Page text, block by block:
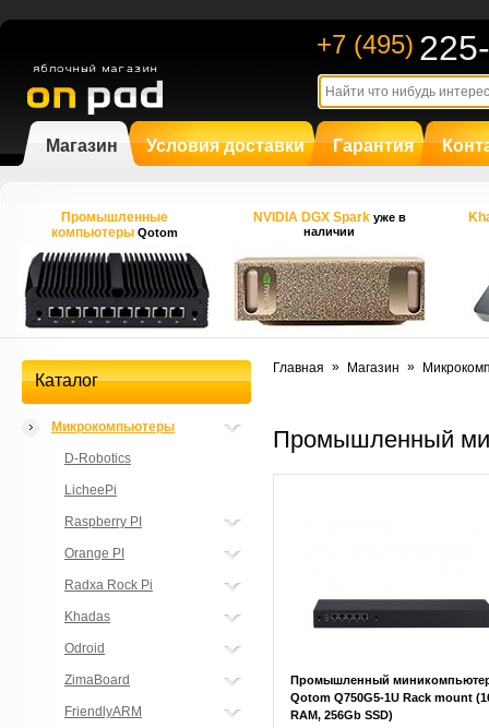
+7 (495)
Магазин Условия доставки Гарантия
Промышленные
компьютерыQotom
NVIDIA DGX Spark уже в
наличии
Каталог
Микрокомпьютеры
D-Robotics
LicheePi
Raspberry PI
Orange PI
Radxa Rock Pi
Khadas
Odroid
ZimaBoard
FriendlyARM
Главная » Магазин »
Промышленный
Промышленный
Qotom Q750G5-1U Rack mount
RAM, 256Gb SSD)